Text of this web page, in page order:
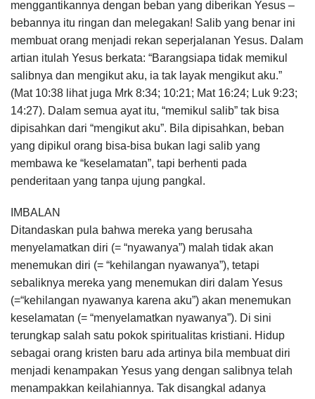
menggantikannya dengan beban yang diberikan Yesus –
bebannya itu ringan dan melegakan! Salib yang benar ini
membuat orang menjadi rekan seperjalanan Yesus. Dalam
artian itulah Yesus berkata: “Barangsiapa tidak memikul
salibnya dan mengikut aku, ia tak layak mengikut aku.”
(Mat 10:38 lihat juga Mrk 8:34; 10:21; Mat 16:24; Luk 9:23;
14:27). Dalam semua ayat itu, “memikul salib” tak bisa
dipisahkan dari “mengikut aku”. Bila dipisahkan, beban
yang dipikul orang bisa-bisa bukan lagi salib yang
membawa ke “keselamatan”, tapi berhenti pada
penderitaan yang tanpa ujung pangkal.
IMBALAN
Ditandaskan pula bahwa mereka yang berusaha
menyelamatkan diri (= “nyawanya”) malah tidak akan
menemukan diri (= “kehilangan nyawanya”), tetapi
sebaliknya mereka yang menemukan diri dalam Yesus
(=“kehilangan nyawanya karena aku”) akan menemukan
keselamatan (= “menyelamatkan nyawanya”). Di sini
terungkap salah satu pokok spiritualitas kristiani. Hidup
sebagai orang kristen baru ada artinya bila membuat diri
menjadi kenampakan Yesus yang dengan salibnya telah
menampakkan keilahiannya. Tak disangkal adanya